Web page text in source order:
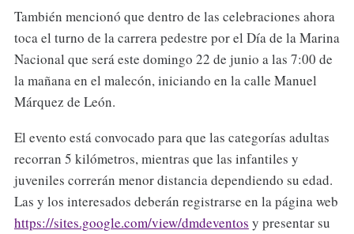
También mencionó que dentro de las celebraciones ahora
toca el turno de la carrera pedestre por el Día de la Marina
Nacional que será este domingo 22 de junio a las 7:00 de
la mañana en el malecón, iniciando en la calle Manuel
Márquez de León.
El evento está convocado para que las categorías adultas
recorran 5 kilómetros, mientras que las infantiles y
juveniles correrán menor distancia dependiendo su edad.
Las y los interesados deberán registrarse en la página web
https://sites.google.com/view/dmdeventos y presentar su